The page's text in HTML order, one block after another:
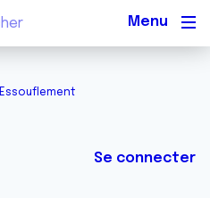
Essouflement
Se connecter